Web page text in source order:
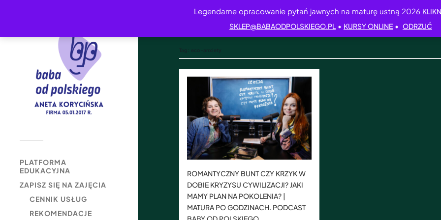
Legendarne opracowanie pytań jawnych na maturę ustną 2026
SKLEP@BABAODPOLSKIEGO.PL • KURSY ONLINE • ODRZUĆ
PLATFORMA
EDUKACYJNA
ZAPISZ SIĘ NA ZAJĘCIA
CENNIK USŁUG
REKOMENDACJE
ROMANTYCZNY BUNT CZY KRZYK W
DOBIE KRYZYSU CYWILIZACJI? JAKI
MAMY PLAN NA POKOLENIA? |
MATURA PO GODZINACH. PODCAST